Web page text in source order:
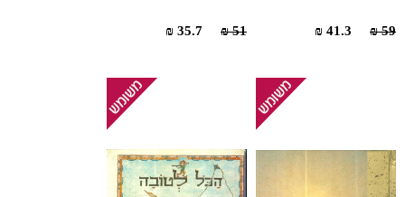
59 ₪
51 ₪